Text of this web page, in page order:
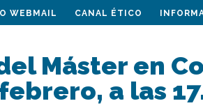
WEBMAIL CANAL ÉTICO
Máster en
a las